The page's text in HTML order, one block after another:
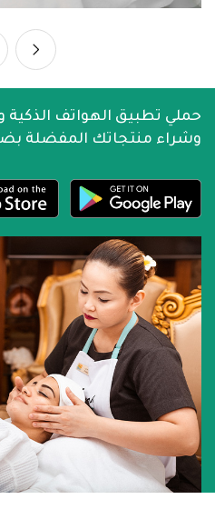
حملي تطبيق الهواتف
وشراء منتجاتك المفضلة